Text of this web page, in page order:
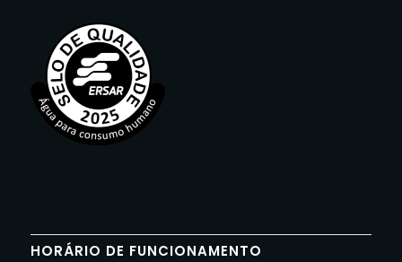
HORÁRIO DE FUNCIONAMENTO